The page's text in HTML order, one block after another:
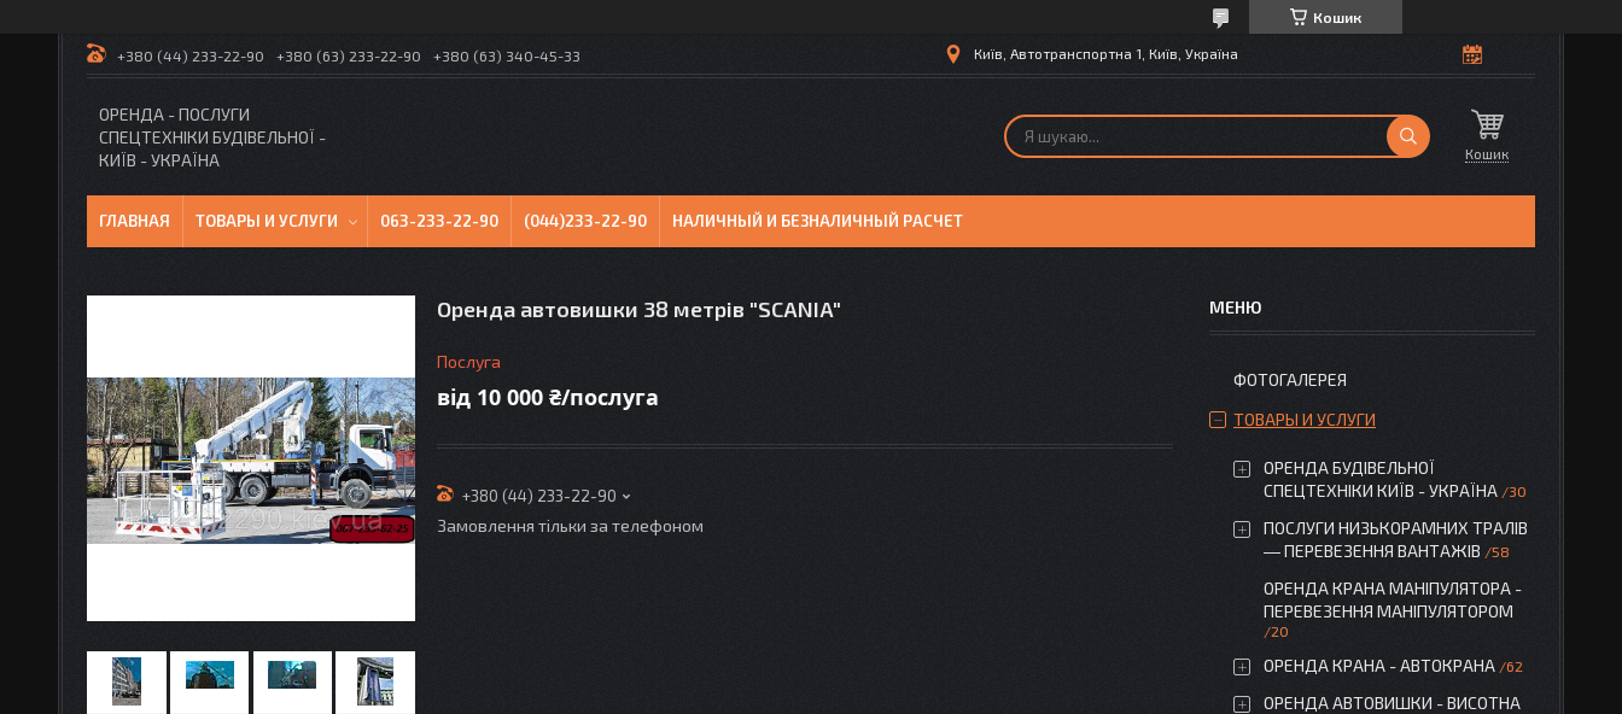
Кошик
+380 (44) 233-22-90 +380 (63) 233-22-90 +380 (63) 340-45-33 Київ, Автотранспортна 1, Київ, Україна
ОРЕНДА - ПОСЛУГИ
СПЕЦТЕХНІКИ БУДІВЕЛЬНОЇ -
КИЇВ - УКРАЇНА
Кошик
ГЛАВНАЯ ТОВАРЫ И УСЛУГИ 063-233-22-90 (044)233-22-90 НАЛИЧНЫЙ И БЕЗНАЛИЧНЫЙ РАСЧЕТ
Оренда автовишки 38 метрів "SCANIA"
Послуга
від 10 000 ₴/послуга
+380 (44) 233-22-90
Замовлення тільки за телефоном
ФОТОГАЛЕРЕЯ
ТОВАРЫ И УСЛУГИ
ОРЕНДА БУДІВЕЛЬНОЇ
СПЕЦТЕХНІКИ КИЇВ - УКРАЇНА
30
ПОСЛУГИ НИЗЬКОРАМНИХ ТРАЛІВ
― ПЕРЕВЕЗЕННЯ ВАНТАЖІВ
58
ОРЕНДА КРАНА МАНІПУЛЯТОРА -
ПЕРЕВЕЗЕННЯ МАНІПУЛЯТОРОМ
20
ОРЕНДА КРАНА - АВТОКРАНА 62
ОРЕНДА АВТОВИШКИ - ВИСОТНА